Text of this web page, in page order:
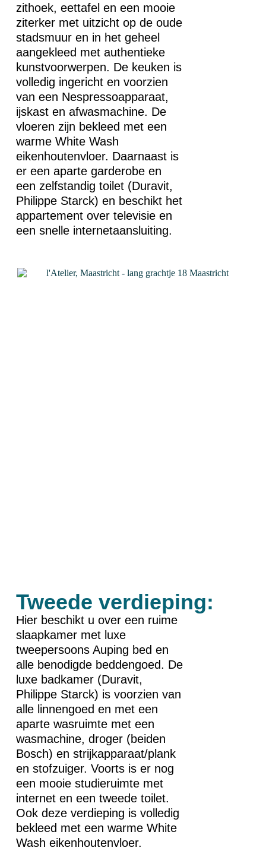
zithoek, eettafel en een mooie
ziterker met uitzicht op de oude
stadsmuur en in het geheel
aangekleed met authentieke
kunstvoorwerpen. De keuken is
volledig ingericht en voorzien
van een Nespressoapparaat,
ijskast en afwasmachine. De
vloeren zijn bekleed met een
warme White Wash
eikenhoutenvloer. Daarnaast is
er een aparte garderobe en
een zelfstandig toilet (Duravit,
Philippe Starck) en beschikt het
appartement over televisie en
een snelle internetaansluiting.
Tweede verdieping:
Hier beschikt u over een ruime
slaapkamer met luxe
tweepersoons Auping bed en
alle benodigde beddengoed. De
luxe badkamer (Duravit,
Philippe Starck) is voorzien van
alle linnengoed en met een
aparte wasruimte met een
wasmachine, droger (beiden
Bosch) en strijkapparaat/plank
en stofzuiger. Voorts is er nog
een mooie studieruimte met
internet en een tweede toilet.
Ook deze verdieping is volledig
bekleed met een warme White
Wash eikenhoutenvloer.